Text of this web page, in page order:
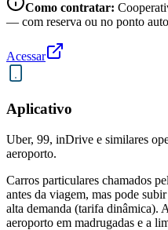
Como contratar:
— com reserva ou no ponto
Acessar
Aplicativo
Uber, 99, inDrive e similares
aeroporto.
Carros particulares chamados
antes da viagem, mas pode
alta demanda (tarifa dinâmica).
aeroporto em madrugadas e a